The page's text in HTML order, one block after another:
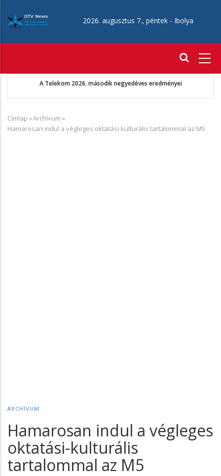
tartalomra
2026. augusztus 7., péntek - Ibolya
A Telekom 2026. második negyedéves eredményei
Morzsa
Címlap »Archívum »
Hamarosan indul a végleges oktatási-kulturális tartalommal az M5
ARCHÍVUM
Hamarosan indul a végleges
oktatási-kulturális
tartalommal az M5